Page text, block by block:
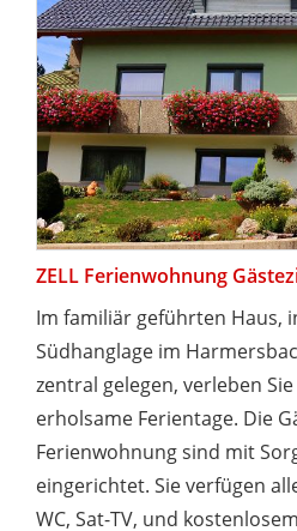
ZELL Ferienwohnung
Im familiär geführten Haus,
Südhanglage im
zentral gelegen, verleben
erholsame Ferientage. Die
Ferienwohnung sind mit
eingerichtet. Sie verfügen
WC, Sat-TV, und